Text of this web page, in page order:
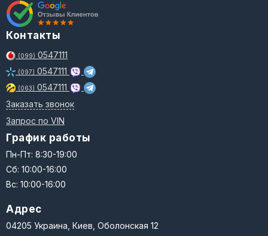
Контакты
(099) 0547111
(097) 0547111
(063) 0547111
Заказать звонок
Запрос по VIN
График работы
Пн-Пт: 8:30-19:00
Сб: 10:00-16:00
Вс: 10:00-16:00
Адрес
04205 Украина, Киев, Оболонская 12